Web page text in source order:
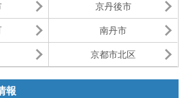
京丹後市
南丹市
京都市北区
報